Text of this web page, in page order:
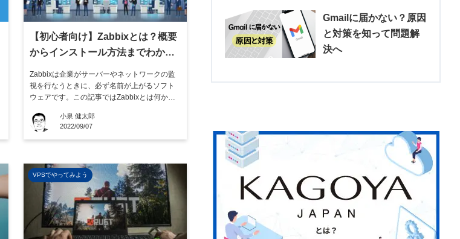
【初心者向け】Zabbixとは？概要
からインストール方法までわかり
Zabbixは企業がサーバーやネットワークの監
視を行なうときに、必ず名前が上がるソフト
ウェアです。この記事ではZabbixとは何か
説します。その上でインストール方法も紹介
するので、はじめてZabbixについて学ぶ方は
是非参考にして下さい。 Zabbixとはオープン
小泉 健太郎
2022/09/07
VPSでやってみよう
Gmailに届かない？原因
と対策を知って問題解
決へ